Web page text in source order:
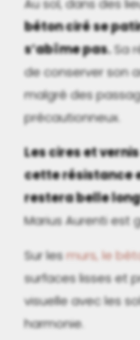
Au sol, dans des
béton ciré se
s’abîme pas.Sa
de conserver son
malgré des
précautionneux.
Les cires et
cette résistance
restera belle
Marius Aurenti est
Sur lesmurs, le
surfaces lisses et
visuelle avec les
harmonie.